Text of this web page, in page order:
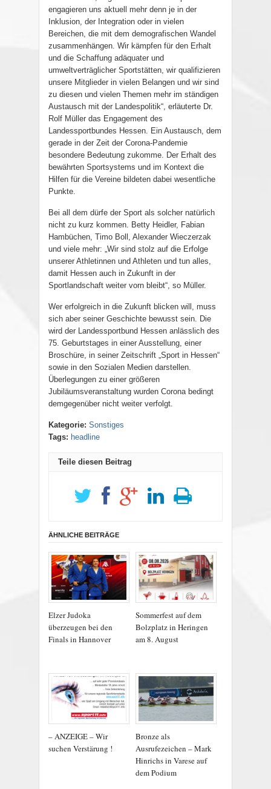
engagieren uns aktuell mehr denn je in der
Inklusion, der Integration oder in vielen
Bereichen, die mit dem demografischen Wandel
zusammenhängen. Wir kämpfen für den Erhalt
und die Schaffung adäquater und
umweltverträglicher Sportstätten, wir qualifizieren
unsere Mitglieder in vielen Belangen und wir sind
zu diesen und vielen Themen mehr im ständigen
Austausch mit der Landespolitik“, erläuterte Dr.
Rolf Müller das Engagement des
Landessportbundes Hessen. Ein Austausch, dem
gerade in der Zeit der Corona-Pandemie
besondere Bedeutung zukomme. Der Erhalt des
bewährten Sportsystems und im Kontext die
Hilfen für die Vereine bildeten dabei wesentliche
Punkte.
Bei all dem dürfe der Sport als solcher natürlich
nicht zu kurz kommen. Betty Heidler, Fabian
Hambüchen, Timo Boll, Alexander Wieczerzak
und viele mehr: „Wir sind stolz auf die Erfolge
unserer Athletinnen und Athleten und tun alles,
damit Hessen auch in Zukunft in der
Sportlandschaft weiter vorn bleibt“, so Müller.
Wer erfolgreich in die Zukunft blicken will, muss
sich aber seiner Geschichte bewusst sein. Die
wird der Landessportbund Hessen anlässlich des
75. Geburtstages in einer Ausstellung, einer
Broschüre, in seiner Zeitschrift „Sport in Hessen“
sowie in den Sozialen Medien darstellen.
Überlegungen zu einer größeren
Jubiläumsveranstaltung wurden Corona bedingt
demgegenüber nicht weiter verfolgt.
Kategorie: Sonstiges
Tags: headline
Teile diesen Beitrag
ÄHNLICHE BEITRÄGE
Elzer Judoka
überzeugen bei den
Finals in Hannover
Sommerfest auf dem
Bolzplatz in Heringen
am 8. August
– ANZEIGE – Wir
suchen Verstärung !
Bronze als
Ausrufezeichen – Mark
Hinrichs in Varese auf
dem Podium